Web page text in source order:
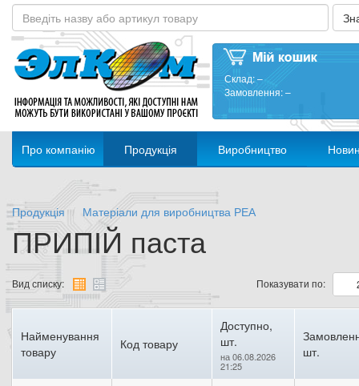
Склад:–
Замовлення:–
Про компанію Продукція Виробництво
Продукція Матеріали для виробництва РЕА
ПРИПІЙ паста
Вид списку: Показувати по:
Найменування
товару
Код товару
Доступно,
шт.
на 06.08.2026
21:25
шт.